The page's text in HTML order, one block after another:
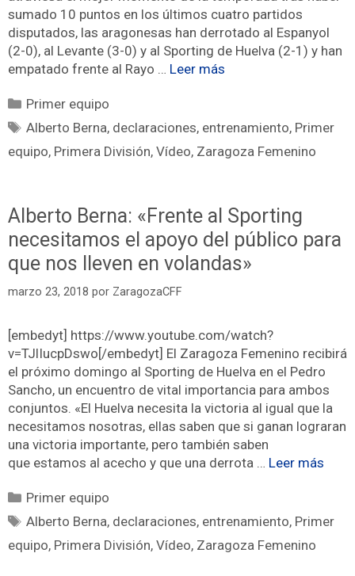
sumado 10 puntos en los últimos cuatro partidos
disputados, las aragonesas han derrotado al Espanyol
(2-0), al Levante (3-0) y al Sporting de Huelva (2-1) y han
empatado frente al Rayo … Leer más
Primer equipo
Alberto Berna, declaraciones, entrenamiento, Primer
equipo, Primera División, Vídeo, Zaragoza Femenino
Alberto Berna: «Frente al Sporting
necesitamos el apoyo del público para
que nos lleven en volandas»
marzo 23, 2018 por ZaragozaCFF
[embedyt] https://www.youtube.com/watch?
v=TJlIucpDswo[/embedyt] El Zaragoza Femenino recibirá
el próximo domingo al Sporting de Huelva en el Pedro
Sancho, un encuentro de vital importancia para ambos
conjuntos. «El Huelva necesita la victoria al igual que la
necesitamos nosotras, ellas saben que si ganan lograran
una victoria importante, pero también saben
que estamos al acecho y que una derrota … Leer más
Primer equipo
Alberto Berna, declaraciones, entrenamiento, Primer
equipo, Primera División, Vídeo, Zaragoza Femenino